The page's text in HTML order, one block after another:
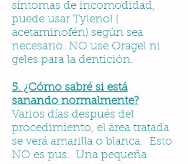
síntomas de incomodidad,
puede usar Tylenol (
acetaminofén) según sea
necesario. NO use Oragel ni
geles para la dentición.
5. ¿Cómo sabré si está
sanando normalmente?
Varios días después del
procedimiento, el área tratada
se verá amarilla o blanca. Esto
NO es pus. Una pequeña